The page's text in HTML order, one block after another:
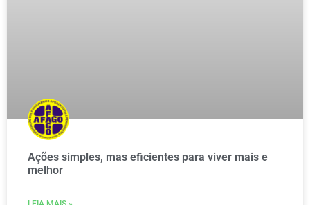
Ações simples, mas eficientes para viver mais e
melhor